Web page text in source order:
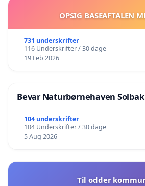
OPSIG BASEAFTALEN
731 underskrifter
116 Underskrifter / 30 dage
19 Feb 2026
Bevar Naturbørnehaven
104 underskrifter
104 Underskrifter / 30 dage
5 Aug 2026
Til odder